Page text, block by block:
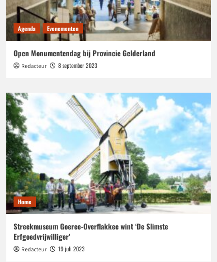
Agenda Evenementen
Open Monumentendag bij Provincie Gelderland
Redacteur 8 september 2023
Home
Streekmuseum Goeree-Overflakkee wint ‘De Slimste
Erfgoedvrijwilliger’
Redacteur 19 juli 2023